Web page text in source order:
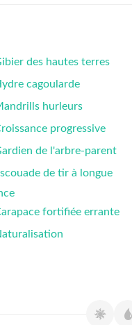
des hautes terres
cagoularde
hurleurs
progressive
de l'arbre-parent
de tir à longue
fortifiée errante